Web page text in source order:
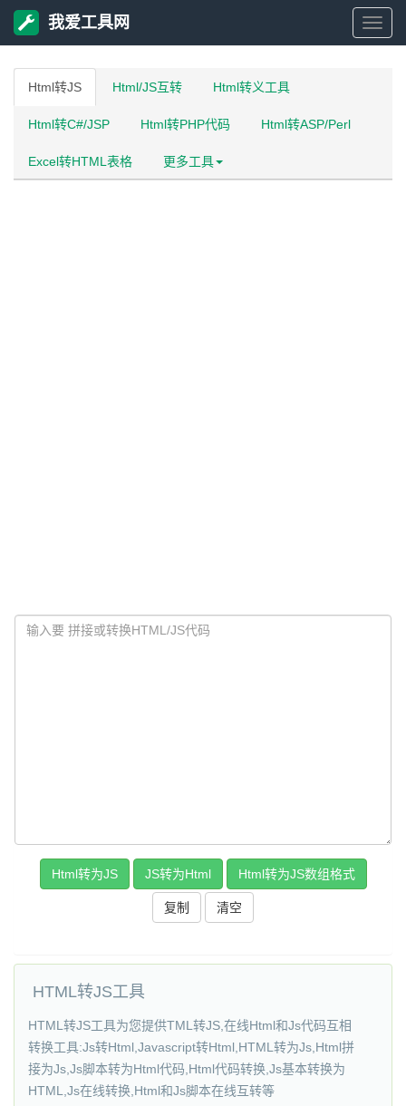
我
我爱工具网
Html转JS Html/JS互转 Html转义工具
Html转C#/JSP Html转PHP代码 Html转ASP/Perl
Excel转HTML表格 更多工具
复制
HTML转JS工具
HTML转JS工具为您提供TML转JS,在线Html和Js代码互相
转换工具:Js转Html,Javascript转Html,HTML转为Js,Html拼
接为Js,Js脚本转为Html代码,Html代码转换,Js基本转换为
HTML,Js在线转换,Html和Js脚本在线互转等